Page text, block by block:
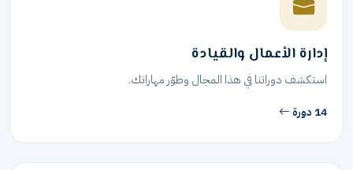
إدارة الأعمال والقيادة
استكشف دوراتنا في هذا المجال وطوّر مهاراتك.
14 دورة